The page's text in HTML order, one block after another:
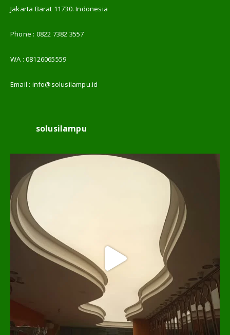
Jakarta Barat 11730. Indonesia
Phone : 0822 7382 3557
WA :08126065559
Email : info@solusilampu.id
solusilampu